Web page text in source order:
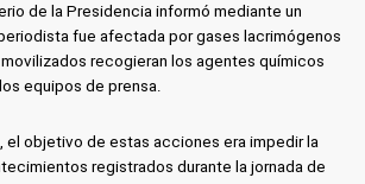
de la Presidencia informó mediante un
fue afectada por gases lacrimógenos
recogieran los agentes químicos
equipos de prensa.
el objetivo de estas acciones era impedir la
registrados durante la jornada de